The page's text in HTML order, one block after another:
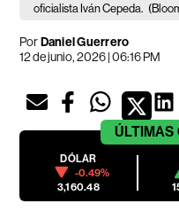
oficialista Iván Cepeda.
PorDaniel Guerrero
12 de junio, 2026 | 06:16 PM
ÚLTIMAS
DÓLAR
-0.49%
3,160.48